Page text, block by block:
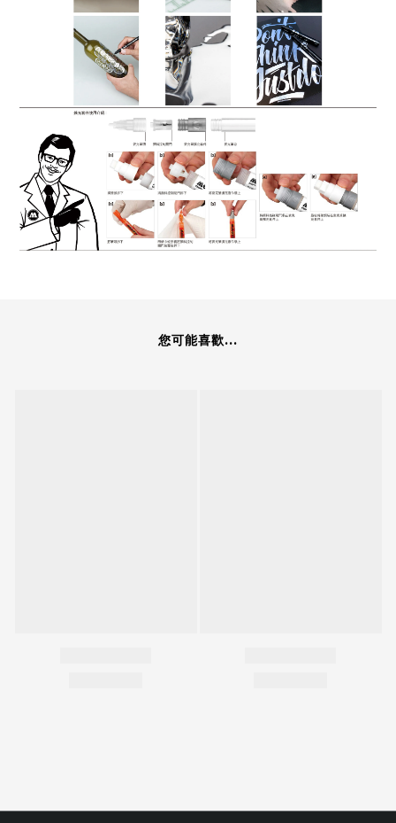
您可能喜歡...